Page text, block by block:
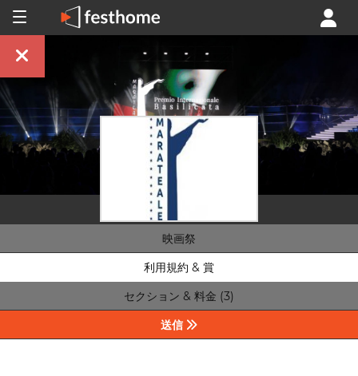
映画祭
利用規約 & 賞
セクション & 料金 (3)
送信